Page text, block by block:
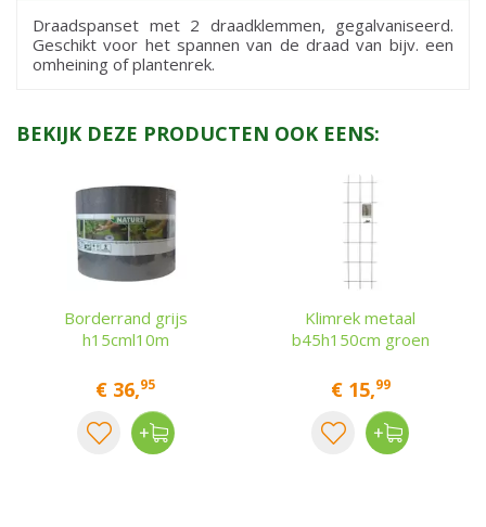
Draadspanset met 2 draadklemmen, gegalvaniseerd.
Geschikt voor het spannen van de draad van bijv. een
omheining of plantenrek.
BEKIJK DEZE PRODUCTEN OOK EENS:
Borderrand grijs
h15cml10m
€ 36,95
Klimrek metaal
b45h150cm groen
€ 15,99